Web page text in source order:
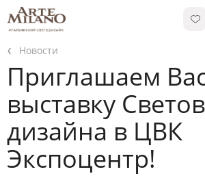
Новости
Приглашаем
выставку
дизайна в ЦВК
Экспоцентр!